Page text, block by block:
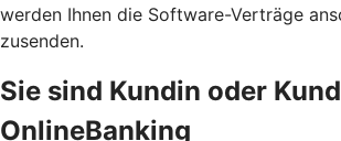
werden Ihnen die Software-Verträge
zusenden.
Sie sind Kundin oder
OnlineBanking